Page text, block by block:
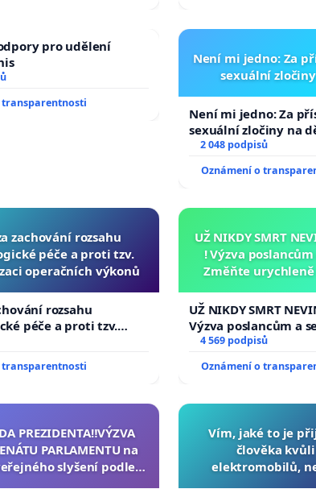
pro udělení
transparentnosti
Není mi jedno: Za
sexuální
Není mi jedno: Za
sexuální zločiny na
2 048 podpisů
Oznámení o
zachování rozsahu
péče a proti tzv.
operačních výkonů
rozsahu
péče a proti tzv.
operačních výkonů
transparentnosti
UŽ NIKDY SMRT
! Výzva
Změňte urychleně
UŽ NIKDY SMRT
Výzva poslancům a
Změňte urychleně
tragédie malé
opakovat!
4 569 podpisů
Oznámení o
PREZIDENTA‼️VÝZVA
PARLAMENTU na
slyšení podle §
Vím, jaké to je
člověka
elektromobilů,